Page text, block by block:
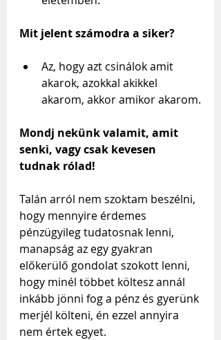
Mit jelent számodra a siker?
Az, hogy azt csinálok amit
akarok, azokkal akikkel
akarom, akkor amikor akarom.
Mondj nekünk valamit, amit
senki, vagy csak kevesen
tudnak rólad!
Talán arról nem szoktam beszélni,
hogy mennyire érdemes
pénzügyileg tudatosnak lenni,
manapság az egy gyakran
előkerülő gondolat szokott lenni,
hogy minél többet költesz annál
inkább jönni fog a pénz és gyerünk
merjél költeni, én ezzel annyira
nem értek egyet.